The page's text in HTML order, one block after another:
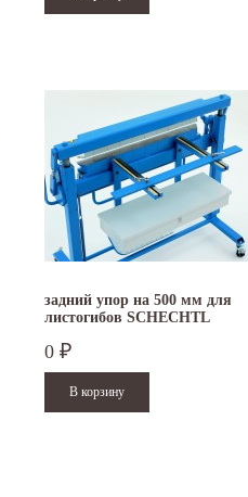
задний упор на 500 мм для
листогибов SCHECHTL
0 ₽